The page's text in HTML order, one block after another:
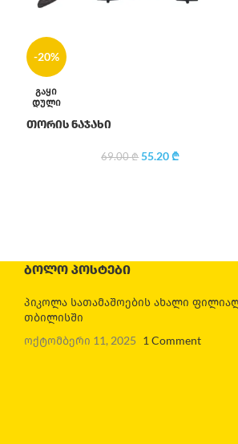
-20%
ᲒᲐᲧᲘ
ᲓᲣᲚᲘ
თორის ნაჯახი
69.00₾ 55.20₾
ᲑᲝᲚᲝ ᲞᲝᲡᲢᲔᲑᲘ
პიკოლა სათამაშოების ახალი
თბილისში
ოქტომბერი 11, 2025 1 Comment